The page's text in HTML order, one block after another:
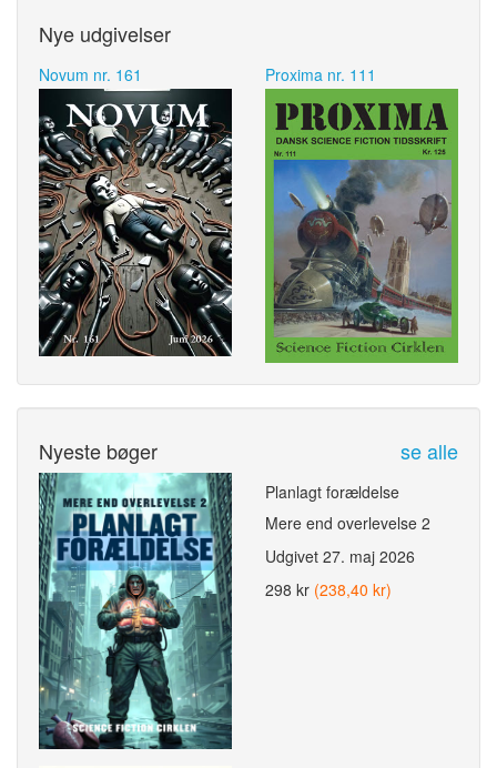
Nye udgivelser
Novum nr. 161 Proxima nr. 111
Nyeste bøger se alle
Planlagt forældelse
Mere end overlevelse 2
Udgivet 27. maj 2026
298 kr (238,40 kr)